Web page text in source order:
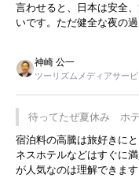
言わせると、日本は安全
いです。ただ健全な夜の
ような意味で、金曜夜に
限らず外国人にとっても
神崎 公一
ツーリズムメディアサー
待ってたぜ夏休み ホ
宿泊料の高騰は旅好きに
ネスホテルなどはすぐに
が人気なのは理解できま
をした時は、移動はグレ